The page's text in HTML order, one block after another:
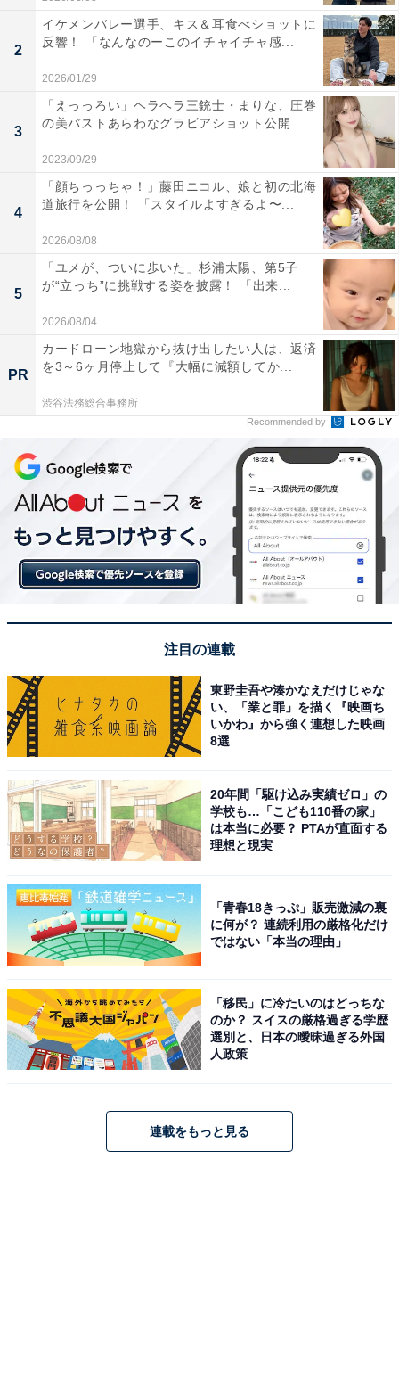
2
イケメンバレー選手、キス＆耳食べショットに
反響！ 「なんなのーこのイチャイチャ感...
2026/01/29
3
「えっっろい」ヘラヘラ三銃士・まりな、圧巻
の美バストあらわなグラビアショット公開...
2023/09/29
4
「顔ちっっちゃ！」藤田ニコル、娘と初の北海
道旅行を公開！ 「スタイルよすぎるよ〜...
2026/08/08
5
「ユメが、ついに歩いた」杉浦太陽、第5子
が“立っち”に挑戦する姿を披露！ 「出来...
2026/08/04
PR
カードローン地獄から抜け出したい人は、返済
を3～6ヶ月停止して『大幅に減額してか...
渋谷法務総合事務所
Recommended by
注目の連載
東野圭吾や湊かなえだけじゃな
い、「業と罪」を描く『映画ち
いかわ』から強く連想した映画
8選
20年間「駆け込み実績ゼロ」の
学校も…「こども110番の家」
は本当に必要？ PTAが直面する
理想と現実
「青春18きっぷ」販売激減の裏
に何が？ 連続利用の厳格化だけ
ではない「本当の理由」
「移民」に冷たいのはどっちな
のか？ スイスの厳格過ぎる学歴
選別と、日本の曖昧過ぎる外国
人政策
連載をもっと見る